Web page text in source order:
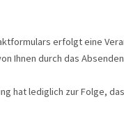
erfolgt eine
Ihnen durch das
hat lediglich zur Folge,